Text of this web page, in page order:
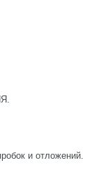
и отложений.